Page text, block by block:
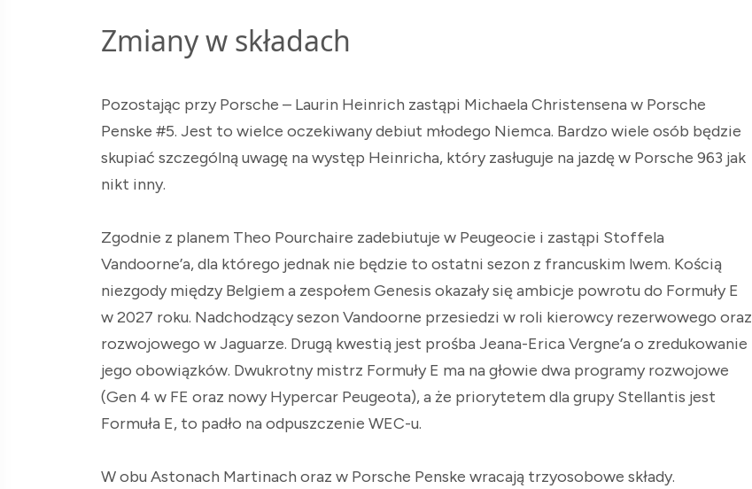
Zmiany w składach
Pozostając przy Porsche – Laurin Heinrich zastąpi Michaela Christensena w Porsche
Penske #5. Jest to wielce oczekiwany debiut młodego Niemca. Bardzo wiele osób będzie
skupiać szczególną uwagę na występ Heinricha, który zasługuje na jazdę w Porsche 963 jak
nikt inny.
Zgodnie z planem Theo Pourchaire zadebiutuje w Peugeocie i zastąpi Stoffela
Vandoorne’a, dla którego jednak nie będzie to ostatni sezon z francuskim lwem. Kością
niezgody między Belgiem a zespołem Genesis okazały się ambicje powrotu do Formuły E
w 2027 roku. Nadchodzący sezon Vandoorne przesiedzi w roli kierowcy rezerwowego oraz
rozwojowego w Jaguarze. Drugą kwestią jest prośba Jeana-Erica Vergne’a o zredukowanie
jego obowiązków. Dwukrotny mistrz Formuły E ma na głowie dwa programy rozwojowe
(Gen 4 w FE oraz nowy Hypercar Peugeota), a że priorytetem dla grupy Stellantis jest
Formuła E, to padło na odpuszczenie WEC-u.
W obu Astonach Martinach oraz w Porsche Penske wracają trzyosobowe składy.